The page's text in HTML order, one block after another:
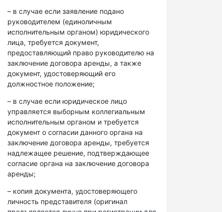
– в случае если заявление подано
руководителем (единоличным
исполнительным органом) юридического
лица, требуется документ,
предоставляющий право руководителю на
заключение договора аренды, а также
документ, удостоверяющий его
должностное положение;
– в случае если юридическое лицо
управляется выборным коллегиальным
исполнительным органом и требуется
документ о согласии данного органа на
заключение договора аренды, требуется
надлежащее решение, подтверждающее
согласие органа на заключение договора
аренды;
– копия документа, удостоверяющего
личность представителя (оригинал